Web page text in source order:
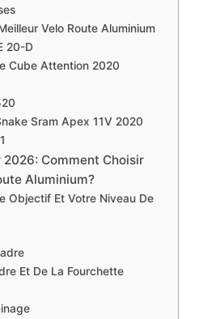
Velo Route Aluminium
20-D
Cube Attention 2020
Sram Apex 11V 2020
2026: Comment Choisir
Aluminium?
Objectif Et Votre Niveau De
Et De La Fourchette